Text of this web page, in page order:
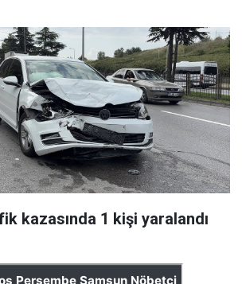
kazasında 1 kişi yaralandı